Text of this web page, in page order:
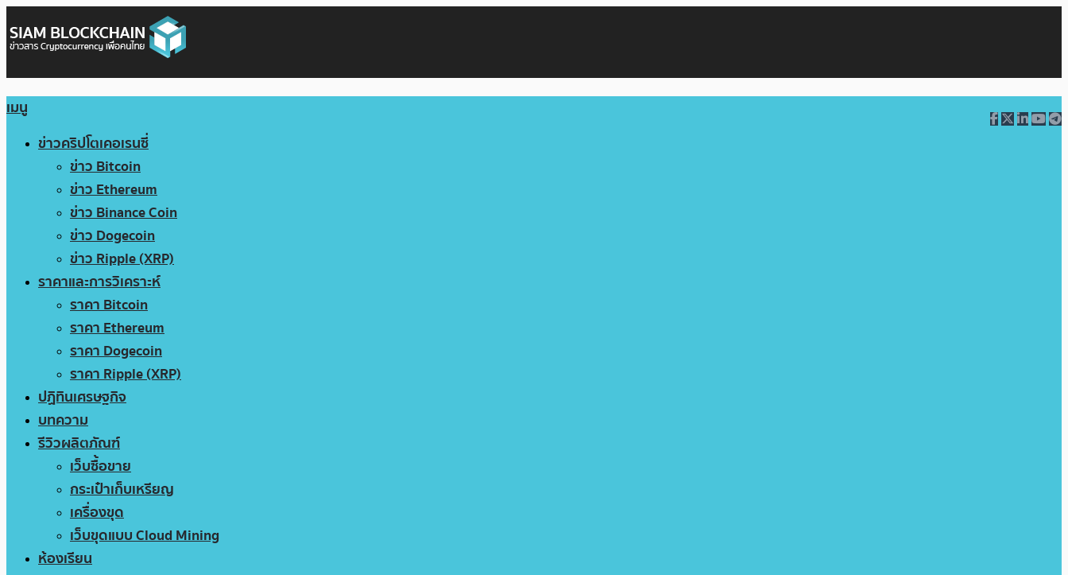
เมนู
ข่าวคริปโตเคอเรนซี่
ข่าว Bitcoin
ข่าว Ethereum
ข่าว Binance Coin
ข่าว Dogecoin
ข่าว Ripple (XRP)
ราคาและการวิเคราะห์
ราคา Bitcoin
ราคา Ethereum
ราคา Dogecoin
ราคา Ripple (XRP)
ปฏิทินเศรษฐกิจ
บทความ
รีวิวผลิตภัณฑ์
เว็บซื้อขาย
กระเป๋าเก็บเหรียญ
เครื่องขุด
เว็บขุดแบบ Cloud Mining
ห้องเรียน